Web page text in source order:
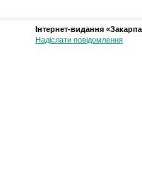
Інтернет-видання
Надіслати повідомлення